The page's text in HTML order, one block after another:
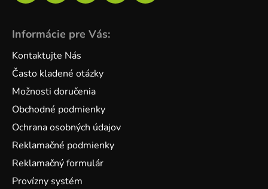
Informácie pre Vás:
Kontaktujte Nás
Často kladené otázky
Možnosti doručenia
Obchodné podmienky
Ochrana osobných údajov
Reklamačné podmienky
Reklamačný formulár
Provízny systém